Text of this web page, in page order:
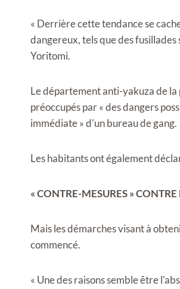
« Derrière cette tendance se
dangereux, tels que des
Yoritomi.
Le département anti-yakuza de la
préoccupés par « des dangers
immédiate » d'un bureau de gang.
Les habitants ont également
« CONTRE-MESURES » CONTRE
Mais les démarches visant à
commencé.
« Une des raisons semble être